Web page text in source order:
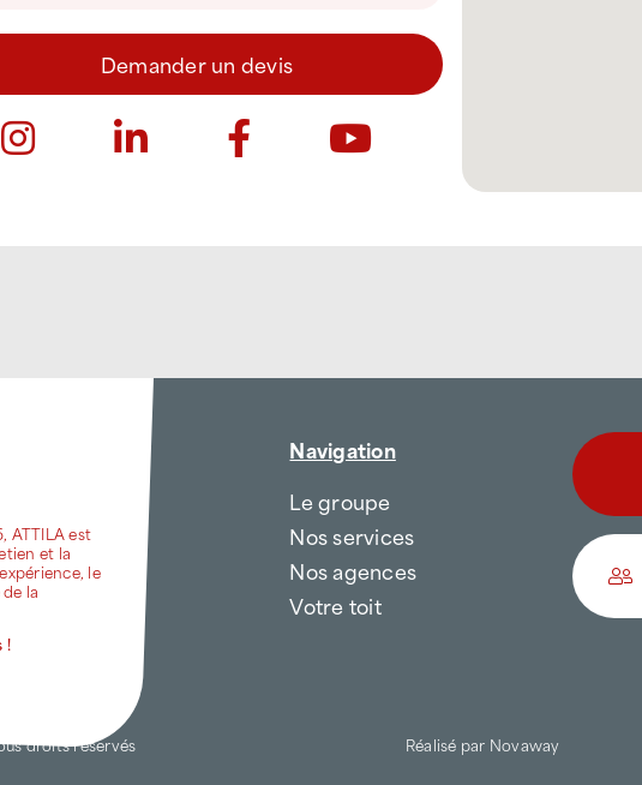
Demander un devis
ATTILA est
et la
le
la
!
Navigation
Le groupe
Nos services
Nos agences
Votre toit
droits réservés Réalisé par Novaway